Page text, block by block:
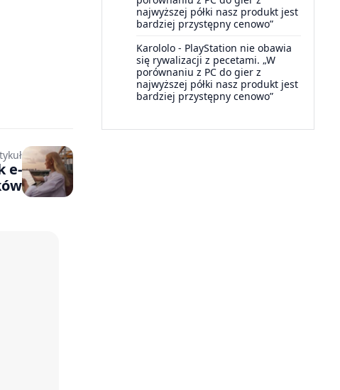
najwyższej półki nasz produkt jest
bardziej przystępny cenowo”
Karololo - PlayStation nie obawia
się rywalizacji z pecetami. „W
porównaniu z PC do gier z
najwyższej półki nasz produkt jest
bardziej przystępny cenowo”
e-